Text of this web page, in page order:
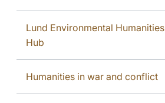
Lund Environmental Humanities
Hub
Humanities in war and conflict